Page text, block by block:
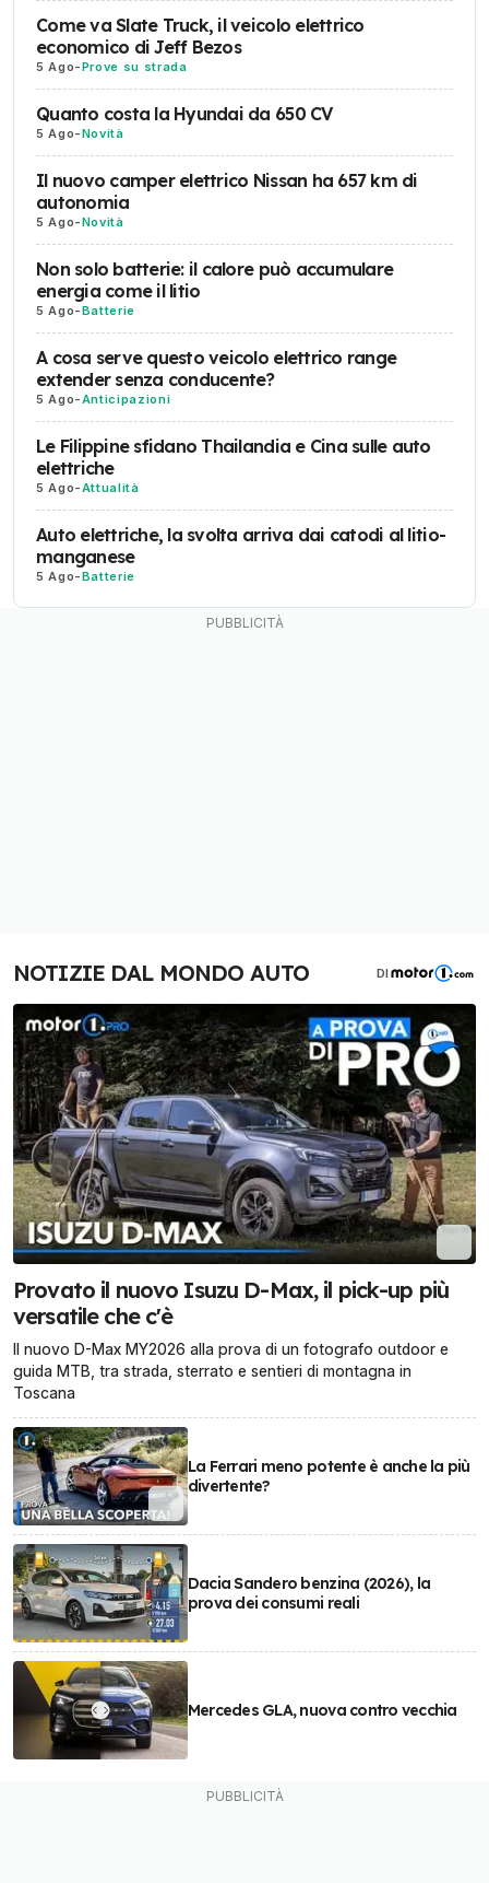
Come va Slate Truck, il veicolo elettrico
economico di Jeff Bezos
5 Ago-Prove su strada
Quanto costa la Hyundai da 650 CV
5 Ago-Novità
Il nuovo camper elettrico Nissan ha 657 km di
autonomia
5 Ago-Novità
Non solo batterie: il calore può accumulare
energia come il litio
5 Ago-Batterie
A cosa serve questo veicolo elettrico range
extender senza conducente?
5 Ago-Anticipazioni
Le Filippine sfidano Thailandia e Cina sulle auto
elettriche
5 Ago-Attualità
Auto elettriche, la svolta arriva dai catodi al litio-
manganese
5 Ago-Batterie
NOTIZIE DAL MONDO AUTO DI
Provato il nuovo Isuzu D-Max, il pick-up più
versatile che c'è
Il nuovo D-Max MY2026 alla prova di un fotografo outdoor e
guida MTB, tra strada, sterrato e sentieri di montagna in
Toscana
La Ferrari meno potente è anche la più
divertente?
Dacia Sandero benzina (2026), la
prova dei consumi reali
Mercedes GLA, nuova contro vecchia